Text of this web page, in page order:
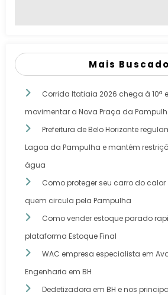
Mais
Corrida Itatiaia 2026 chega à 10ª
movimentar a Nova Praça da
Prefeitura de Belo Horizonte
Lagoa da Pampulha e mantém
água
Como proteger seu carro do calor
quem circula pela Pampulha
Como vender estoque parado
plataforma Estoque Final
WAC empresa especialista em
Engenharia em BH
Dedetizadora em BH e nos